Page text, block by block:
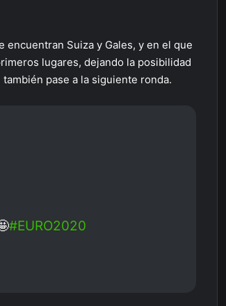
encuentran Suiza y Gales, y en el que
lugares, dejando la posibilidad
pase a la siguiente ronda.
#EURO2020